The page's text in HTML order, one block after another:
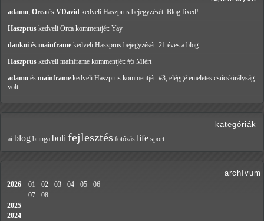
adamo, Orca és VDavid kedveli Haszprus bejegyzését: Blog fixed!
Haszprus kedveli Orca kommentjét: Yay
dankoi és mainframe kedveli Haszprus bejegyzését: 21 éves a blog
Haszprus kedveli mainframe kommentjét: #5 Miért
adamo és mainframe kedveli Haszprus kommentjét: #3, eléggé emeletes csúcskirályság
volt
kategóriák
ai blog bringa buli fejlesztés fotózás life sport
archívum
2026 01 02 03 04 05
06
07
08
2025
2024